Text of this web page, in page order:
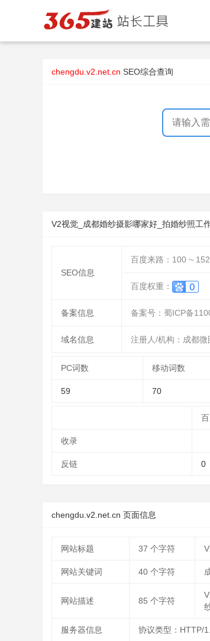
chengdu.v2.net.cn SEO综合查询
V2视觉_成都婚纱摄影哪家好_拍婚纱照工
SEO信息
百度来路： 100 ~ 152
百度权重：
备案信息 备案号：蜀ICP备
域名信息 注册人/机构：成都微
PC词数 移动词数
59 70
收录
反链 0
chengdu.v2.net.cn 页面信息
网站标题 37 个字符
网站关键词 40 个字符
网站描述 85 个字符
服务器信息 协议类型：HTTP/